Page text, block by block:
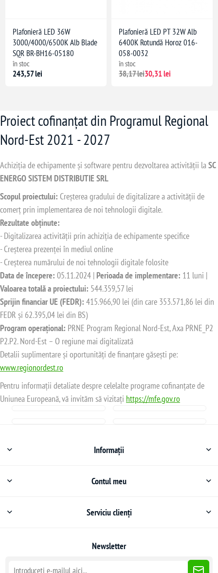
Plafonieră LED 36W
3000/4000/6500K Alb Blade
SQR BR-BH16-05180
în stoc
243,57 lei
Plafonieră LED PT 32W Alb
6400K Rotundă Horoz 016-
058-0032
în stoc
38,17 lei30,31 lei
Proiect cofinanțat din Programul Regional
Nord-Est 2021 - 2027
Achiziția de echipamente și software pentru dezvoltarea activității laSC
ENERGO SISTEM DISTRIBUTIE SRL
Scopul proiectului: Creșterea gradului de digitalizare a activității de
comerț prin implementarea de noi tehnologii digitale.
Rezultate obținute:
- Digitalizarea activității prin achiziția de echipamente specifice
- Creșterea prezenței în mediul online
- Creșterea numărului de noi tehnologii digitale folosite
Data de începere: 05.11.2024 | Perioada de implementare: 11 luni |
Valoarea totală a proiectului: 544.359,57 lei
Sprijin financiar UE (FEDR): 415.966,90 lei (din care 353.571,86 lei din
FEDR și 62.395,04 lei din BS)
Program operațional: PRNE Program Regional Nord-Est, Axa PRNE_P2
P2.P2. Nord-Est – O regiune mai digitalizată
Detalii suplimentare și oportunități de finanțare găsești pe:
www.regionordest.ro
Pentru informații detaliate despre celelalte programe cofinanțate de
Uniunea Europeană, vă invităm să vizitați https://mfe.gov.ro
Informații
Contul meu
Serviciu clienți
Newsletter